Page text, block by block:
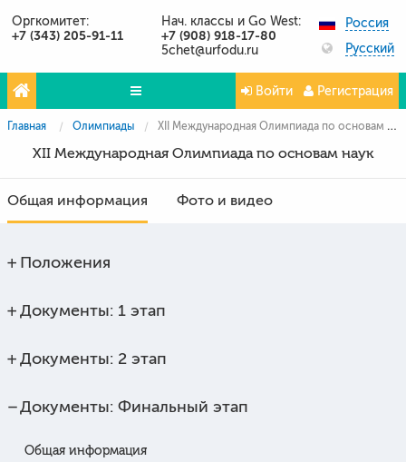
Оргкомитет: Нач. классы и Go West:
+7 (343) 205-91-11 +7 (908) 918-17-80
5chet@urfodu.ru
Россия
Русский
Олимпиады
Партнёры
Публикации о нас
Войти Регистрация
Главная Олимпиады XII Международная Олимпиада по основам наук
XII Международная Олимпиада по основам наук
Общая информация Фото и видео
Положения
Документы: 1 этап
Документы: 2 этап
Документы: Финальный этап
Общая информация